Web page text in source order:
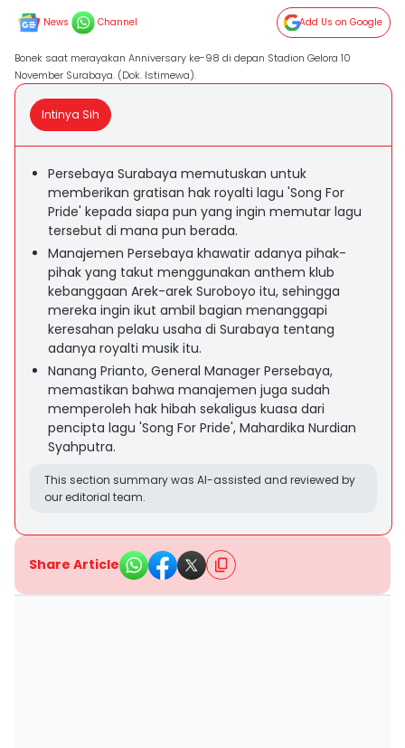
News Channel Add Us on Google
Bonek saat merayakan Anniversary ke-98 di depan Stadion Gelora 10
November Surabaya. (Dok. Istimewa).
Intinya Sih
Persebaya Surabaya memutuskan untuk
memberikan gratisan hak royalti lagu 'Song For
Pride' kepada siapa pun yang ingin memutar lagu
tersebut di mana pun berada.
Manajemen Persebaya khawatir adanya pihak-
pihak yang takut menggunakan anthem klub
kebanggaan Arek-arek Suroboyo itu, sehingga
mereka ingin ikut ambil bagian menanggapi
keresahan pelaku usaha di Surabaya tentang
adanya royalti musik itu.
Nanang Prianto, General Manager Persebaya,
memastikan bahwa manajemen juga sudah
memperoleh hak hibah sekaligus kuasa dari
pencipta lagu 'Song For Pride', Mahardika Nurdian
Syahputra.
This section summary was AI-assisted and reviewed by
our editorial team.
Share Article